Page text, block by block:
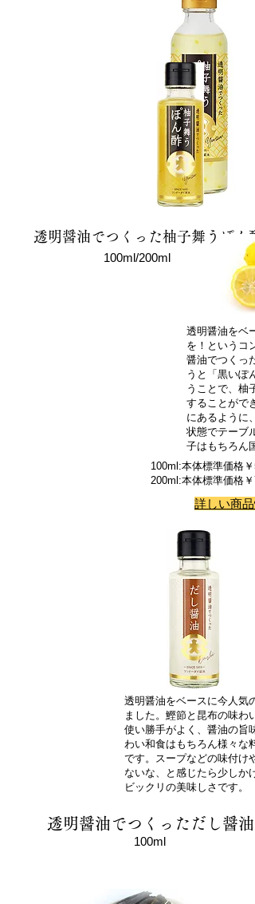
透明醤油でつくった柚子舞うぽん酢
100ml/200ml
透明醤油をベ
を！というコ
醤油でつくっ
うと「黒いぽ
うことで、柚
することがで
にあるように
状態でテーブ
子はもちろん
100ml:本体標準価格￥
200ml:本体標準価格￥
詳しい商品
透明醤油をベースに今人気
ました。鰹節と昆布の味わ
使い勝手がよく、醤油の旨
わい和食はもちろん様々な
です。スープなどの味付け
ないな、と感じたら少しか
ビックリの美味しさです。
透明醤油でつくっただし醤油
100ml